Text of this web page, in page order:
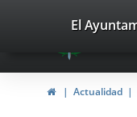
Portal
Web
del
valladolid.es
El
HomeActualidad